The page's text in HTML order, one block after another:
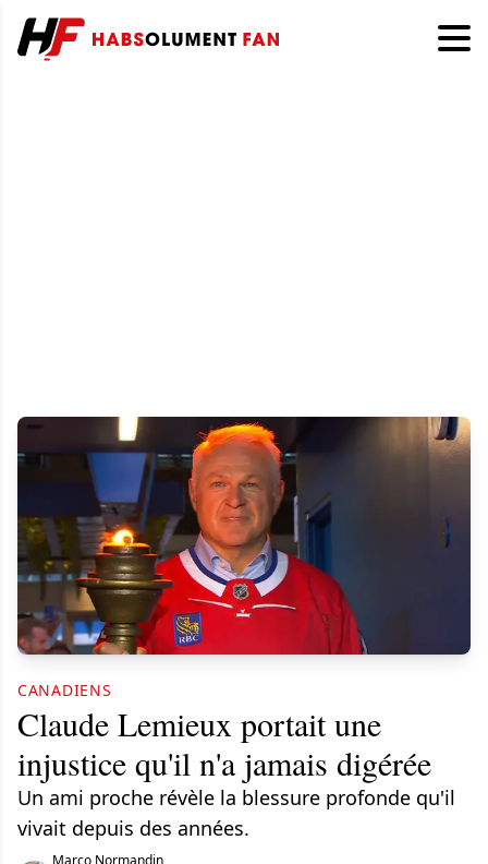
CANADIENS
Claude Lemieux portait une
injustice qu'il n'a jamais digérée
Un ami proche révèle la blessure profonde qu'il
vivait depuis des années.